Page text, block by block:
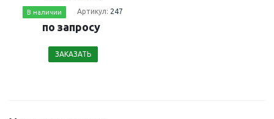
В наличии Артикул: 247
по запросу
ЗАКАЗАТЬ